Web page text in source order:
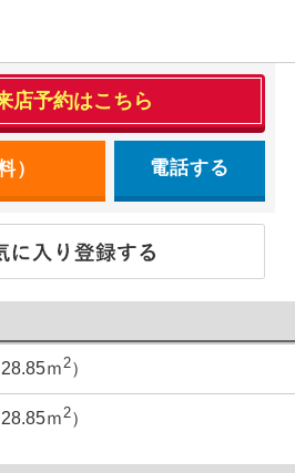
店予約はこちら
電話する
ｍ2）
ｍ 2）